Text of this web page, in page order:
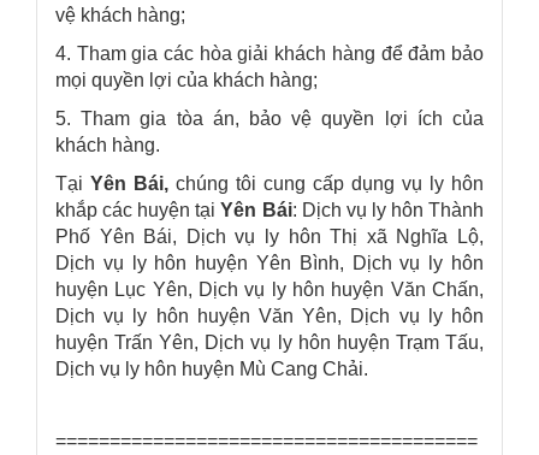
vệ khách hàng;
4. Tham gia các hòa giải khách hàng để đảm bảo
mọi quyền lợi của khách hàng;
5. Tham gia tòa án, bảo vệ quyền lợi ích của
khách hàng.
Tại Yên Bái, chúng tôi cung cấp dụng vụ ly hôn
khắp các huyện tạiYên Bái: Dịch vụ ly hôn Thành
Phố Yên Bái, Dịch vụ ly hôn Thị xã Nghĩa Lộ,
Dịch vụ ly hôn huyện Yên Bình, Dịch vụ ly hôn
huyện Lục Yên, Dịch vụ ly hôn huyện Văn Chấn,
Dịch vụ ly hôn huyện Văn Yên, Dịch vụ ly hôn
huyện Trấn Yên, Dịch vụ ly hôn huyện Trạm Tấu,
Dịch vụ ly hôn huyện Mù Cang Chải.
=======================================